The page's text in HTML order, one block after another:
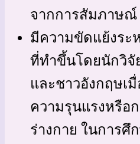
จากการสัมภาษณ์
มีความขัดแย้งระ
ที่ทำขึ้นโดยนักวิจั
และชาวอังกฤษเมื่
ความรุนแรงหรือ
ร่างกาย ในการศึ